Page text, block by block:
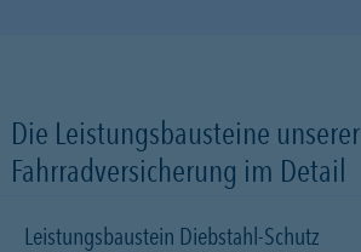
Die Leistungsbausteine unserer
Fahrradversicherung im Detail
Leistungsbaustein Diebstahl-Schutz